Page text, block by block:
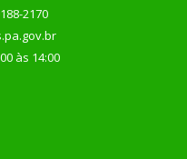
2170
às 14:00